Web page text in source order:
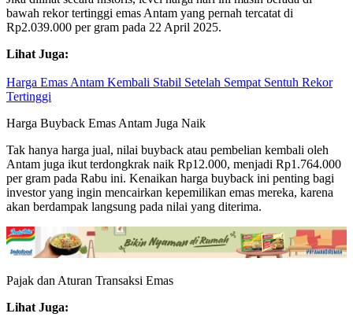
bawah rekor tertinggi emas Antam yang pernah tercatat di
Rp2.039.000 per gram pada 22 April 2025.
Lihat Juga:
Harga Emas Antam Kembali Stabil Setelah Sempat Sentuh Rekor
Tertinggi
Harga Buyback Emas Antam Juga Naik
Tak hanya harga jual, nilai buyback atau pembelian kembali oleh
Antam juga ikut terdongkrak naik Rp12.000, menjadi Rp1.764.000
per gram pada Rabu ini. Kenaikan harga buyback ini penting bagi
investor yang ingin mencairkan kepemilikan emas mereka, karena
akan berdampak langsung pada nilai yang diterima.
Pajak dan Aturan Transaksi Emas
Lihat Juga: